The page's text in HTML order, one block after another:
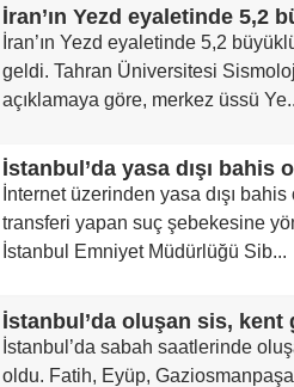
İran’ın Yezd eyaletinde 5,2
geldi. Tahran Üniversitesi
açıklamaya göre, merkez üssü
İstanbul’da yasa dışı bahis
İnternet üzerinden yasa dışı
transferi yapan suç şebekesine
İstanbul Emniyet Müdürlüğü Sib...
İstanbul’da oluşan sis,
İstanbul’da sabah saatlerinde
oldu. Fatih, Eyüp,